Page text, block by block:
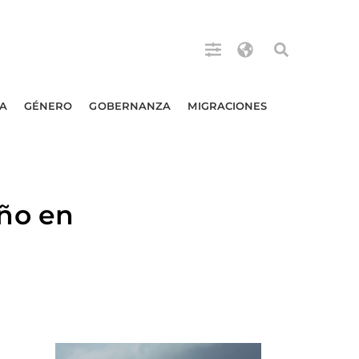
GÉNERO GOBERNANZA MIGRACIONES
en